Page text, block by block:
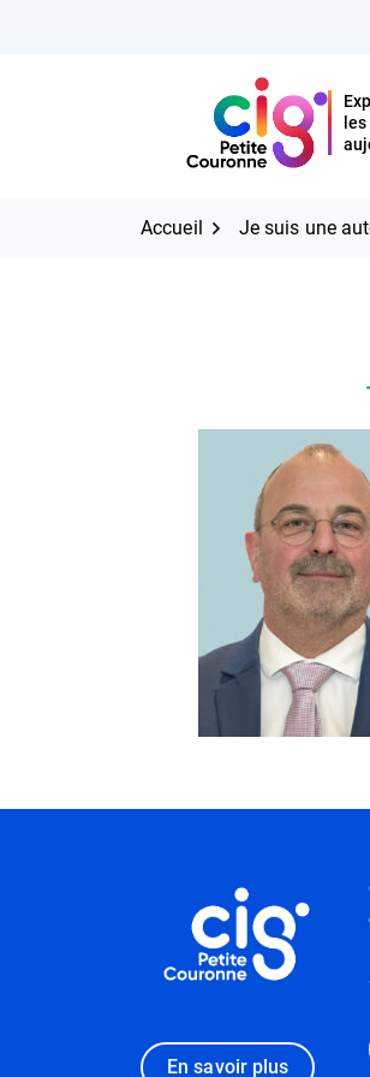
CIG
CIG Petite Couronne
Expertise et
les grands défis
aujourd'hui et
Accueil Je suis une
Informations utiles
En savoir plus